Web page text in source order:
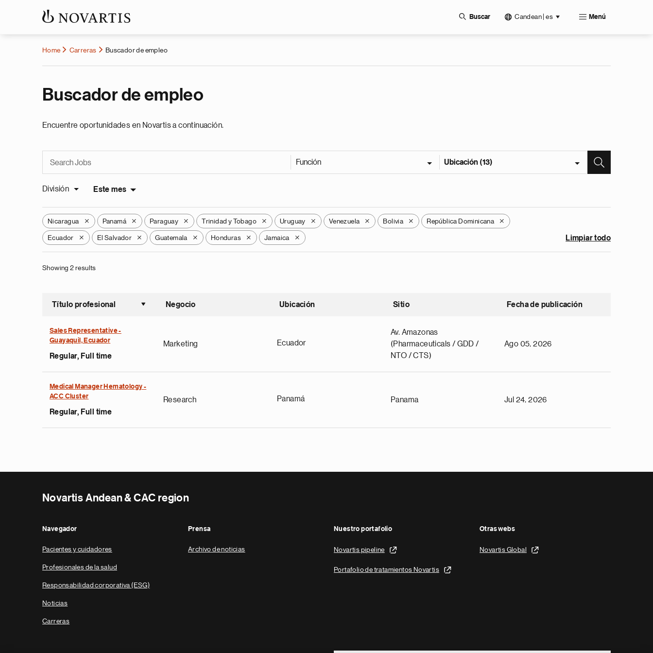
Buscar Candean | es Menú
Home Carreras Buscador de empleo
Buscador de empleo
Encuentre oportunidades en Novartis a continuación.
Función Ubicación (13)
División Este mes
Nicaragua X Panamá X Paraguay X Trinidad y Tobago X Uruguay X Venezuela X Bolivia X República Dominicana X
Ecuador X El Salvador X Guatemala X Honduras X Jamaica X Limpiar todo
Showing 2 results
Título profesional
Ordenar ascendente
Negocio Ubicación Sitio Fecha de publicación
Sales Representative -
Guayaquil, Ecuador
Regular, Full time
Marketing Ecuador
Av. Amazonas
(Pharmaceuticals / GDD /
NTO / CTS)
Ago 05, 2026
Medical Manager Hematology -
ACC Cluster
Regular, Full time
Research Panamá Panama Jul 24, 2026
Novartis Andean & CAC region
Navegador
Pacientes y cuidadores
Profesionales de la salud
Responsabilidad corporativa (ESG)
Noticias
Carreras
Prensa
Archivo de noticias
Nuestro portafolio
Novartis pipeline
Portafolio de tratamientos Novartis
Otras webs
Novartis Global